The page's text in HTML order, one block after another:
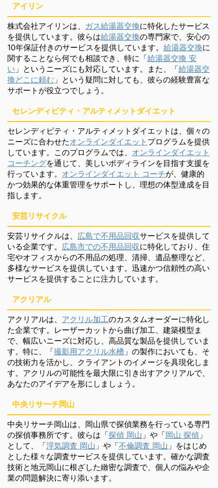
アイリン
株式会社アイリンは、 ガス給湯器交換に特化したサービス
を提供しています。彼らは給湯器交換の専門家で、安心の
10年保証付きのサービスを提供しています。 給湯器交換に
関することなら何でも相談でき、特に「給湯器交換 安
い 」というニーズにも対応しています。また、「給湯器交
換どこに頼む 」という疑問に対しても、彼らの経験豊富な
サポートが役立つでしょう。
セレンディピティ・アルティメットダイエット
セレンディピティ・アルティメットダイエットは、個々の
ニーズに合わせたオンラインダイエット プログラムを提供
しています。このプログラムでは、 オンラインダイエット
コーチングを通じて、美しいボディラインを目指す支援を
行っています。 オンラインダイエット コーチが、健康的
かつ効果的な体重管理をサポートし、理想の体型達成を目
指します。
安芸リサイクル
安芸リサイクルは、 広島で不用品回収サービスを提供して
いる企業です。 広島市での不用品回収に特化しており、住
宅やオフィスからの不用品の処理、清掃、遺品整理など、
多様なサービスを提供しています。迅速かつ信頼性の高い
サービスを提供することに注力しています。
アクリアル
アクリアルは、 アクリル加工のカスタムオーダーに特化し
た企業です。レーザーカットから曲げ加工、建築模型ま
で、幅広いニーズに対応し、高品質な製品を提供していま
す。特に、「撮影用アクリル水槽 」の製作においても、そ
の技術力を活かし、クライアントのイメージを具現化しま
す。アクリルの可能性を最大限に引き出すアクリアルで、
あなたのアイデアを形にしましょう。
中央リサーチ岡山
中央リサーチ岡山は、岡山県で探偵業務を行っている専門
の探偵事務所です。彼らは「探偵 岡山 」や「岡山 探偵 」
として、「浮気調査 岡山 」や「不倫調査 岡山 」をはじめ
とした様々な調査サービスを提供しています。確かな調査
技術と地元岡山に根ざした緻密な調査で、個人の悩みや企
業の問題解決に寄り添います。